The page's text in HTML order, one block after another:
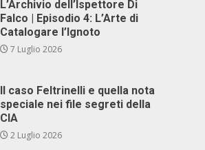
L’Archivio dell’Ispettore Di
Falco | Episodio 4: L’Arte di
Catalogare l’Ignoto
7 Luglio 2026
Il caso Feltrinelli e quella nota
speciale nei file segreti della
CIA
2 Luglio 2026